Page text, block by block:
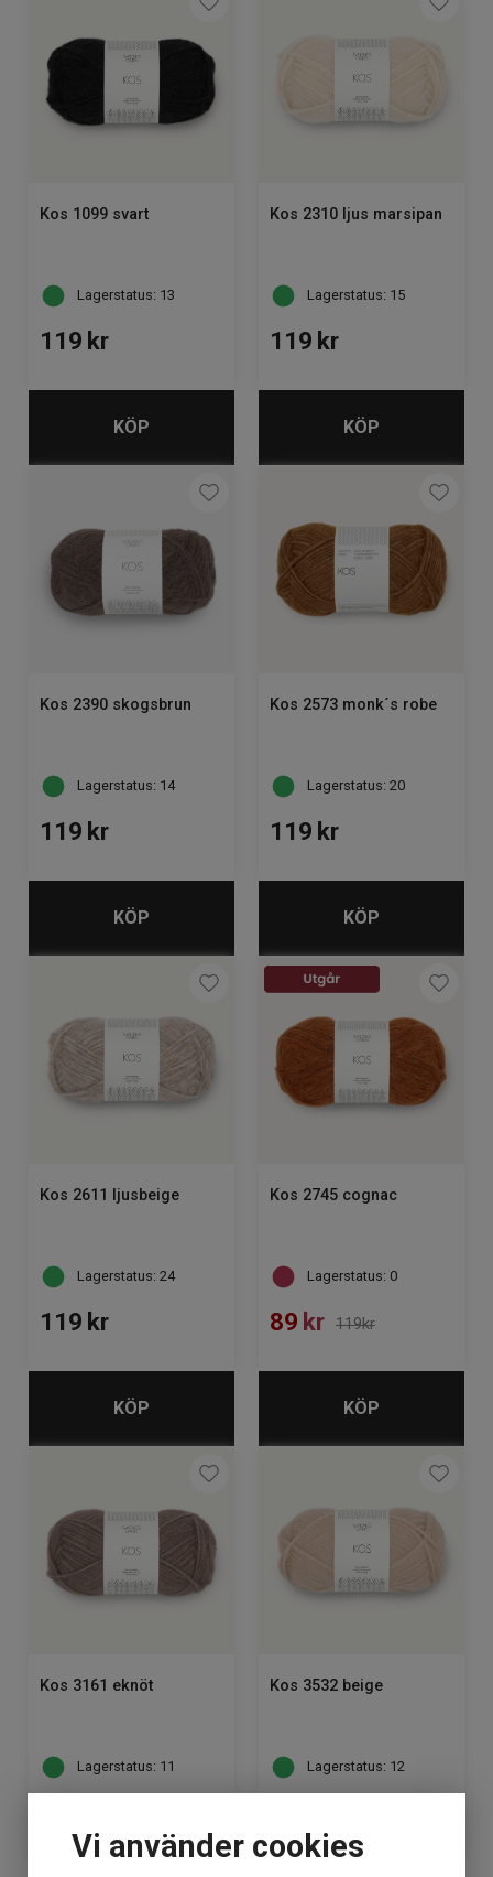
Vi använder cookies
Kos 1099 svart
Lagerstatus: 13
119 kr
KÖP
Kos 2310 ljus marsipan
Lagerstatus: 15
119 kr
KÖP
Kos 2390 skogsbrun
Lagerstatus: 14
119 kr
KÖP
Kos 2573 monk´s robe
Lagerstatus: 20
119 kr
KÖP
Kos 2611 ljusbeige
Lagerstatus: 24
119 kr
KÖP
Kos 2745 cognac
Lagerstatus: 0
89 kr 119kr
KÖP
Kos 3161 eknöt
Lagerstatus: 11
Kos 3532 beige
Lagerstatus: 12